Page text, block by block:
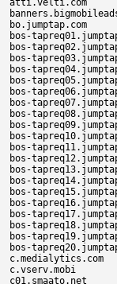
atti.velti.com
bo.jumptap.com
bos-
bos-
bos-
bos-
bos-
bos-
bos-
bos-
bos-
bos-
bos-
bos-
bos-
bos-
bos-
bos-
bos-
bos-
bos-
bos-
c.medialytics.com
c.vserv.mobi
c01.smaato.net